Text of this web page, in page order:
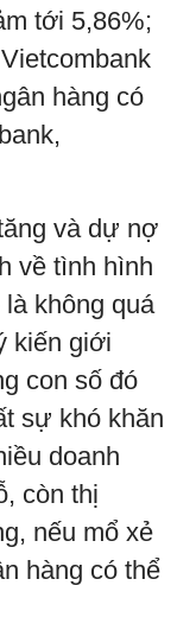
tới 5,86%;
hàng có
và dự nợ
về tình hình
không quá
kiến giới
con số đó
sự khó khăn
doanh
còn thị
nếu mổ xẻ
hàng có thể